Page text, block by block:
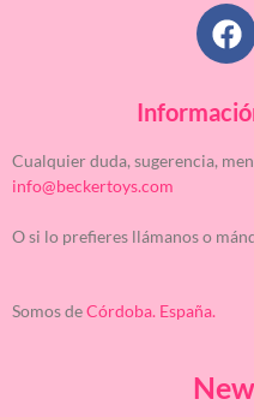
Cualquier duda, sugerencia,
info@beckertoys.com
O si lo prefieres llámanos o
Somos deCórdoba. España.